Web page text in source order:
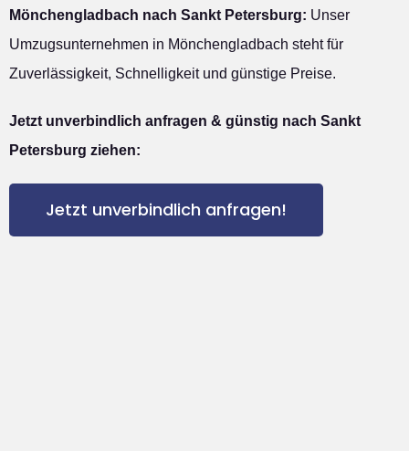
Mönchengladbach nach Sankt Petersburg: Unser
Umzugsunternehmen in Mönchengladbach steht für
Zuverlässigkeit, Schnelligkeit und günstige Preise.
Jetzt unverbindlich anfragen & günstig nach Sankt
Petersburg ziehen:
Jetzt unverbindlich anfragen!